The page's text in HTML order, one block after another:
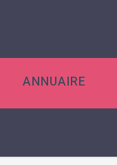
ANNUAIRE